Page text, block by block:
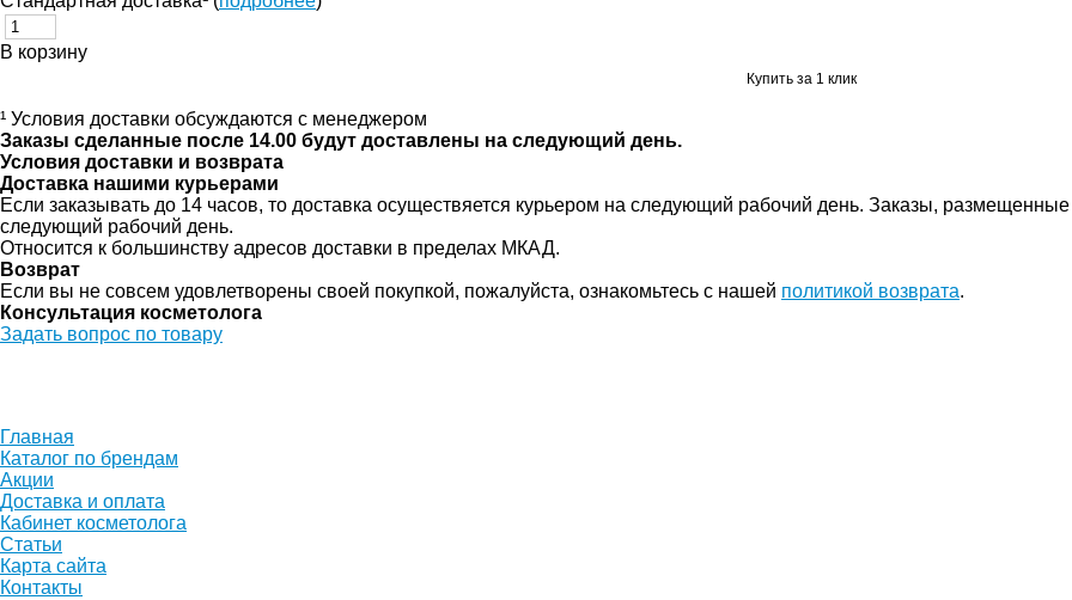
В корзину
Купить за 1 клик
¹ Условия доставки обсуждаются с менеджером
Заказы сделанные после 14.00 будут доставлены на следующий день.
Условия доставки и возврата
Доставка нашими курьерами
Если заказывать до 14 часов, то доставка осуществяется курьером на следующий рабочий день. Заказы,
следующий рабочий день.
Относится к большинству адресов доставки в пределах МКАД.
Возврат
Если вы не совсем удовлетворены своей покупкой, пожалуйста, ознакомьтесь с нашей политикой возврата.
Консультация косметолога
Задать вопрос по товару
Главная
Каталог по брендам
Акции
Доставка и оплата
Кабинет косметолога
Статьи
Карта сайта
Контакты